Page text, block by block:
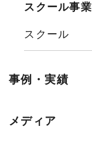
スクール事業
スクール
事例・実績
メディア